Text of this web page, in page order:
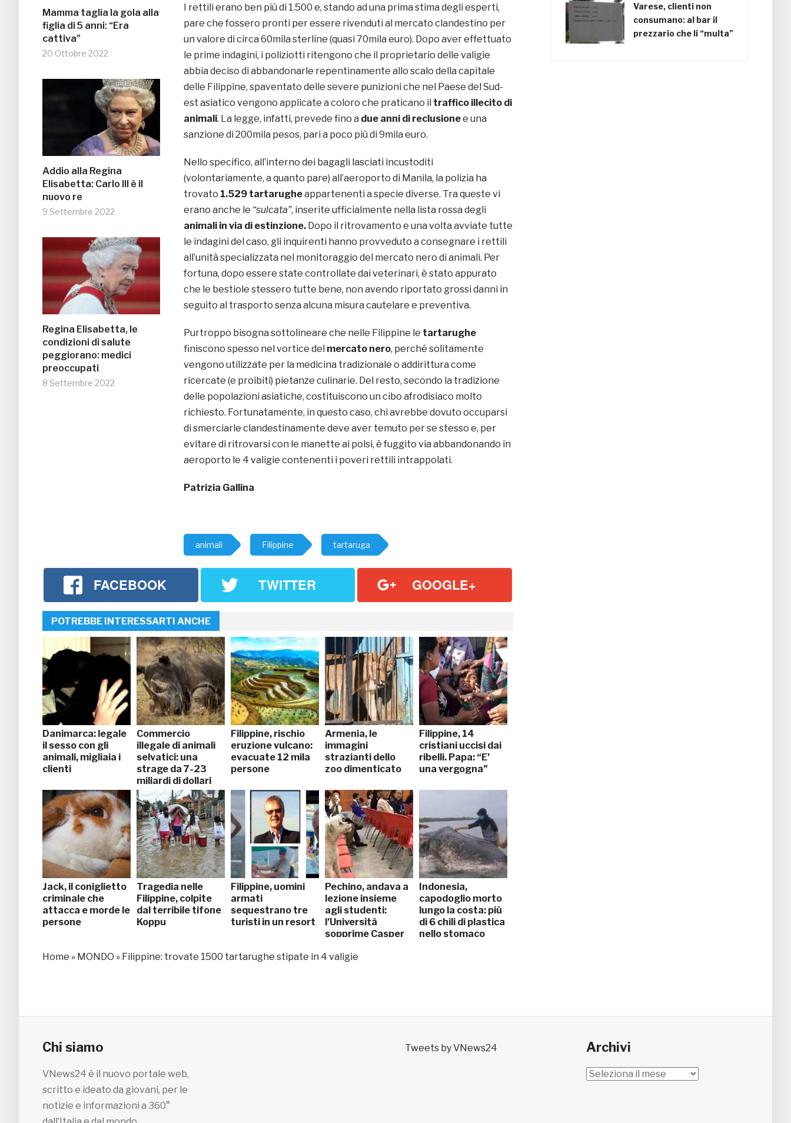
Mamma taglia la gola alla
figlia di 5 anni: “Era
cattiva”
20 Ottobre 2022
Addio alla Regina
Elisabetta: Carlo III è il
nuovo re
9 Settembre 2022
Regina Elisabetta, le
condizioni di salute
peggiorano: medici
preoccupati
8 Settembre 2022
I rettili erano ben più di 1.500 e, stando ad una prima stima degli esperti,
pare che fossero pronti per essere rivenduti al mercato clandestino per
un valore di circa 60mila sterline (quasi 70mila euro). Dopo aver effettuato
le prime indagini, i poliziotti ritengono che il proprietario delle valigie
abbia deciso di abbandonarle repentinamente allo scalo della capitale
delle Filippine, spaventato delle severe punizioni che nel Paese del Sud-
est asiatico vengono applicate a coloro che praticano il traffico illecito di
animali. La legge, infatti, prevede fino a due anni di reclusionee una
sanzione di 200mila pesos, pari a poco più di 9mila euro.
Nello specifico, all’interno dei bagagli lasciati incustoditi
(volontariamente, a quanto pare) all’aeroporto di Manila, la polizia ha
trovato 1.529 tartarugheappartenenti a specie diverse. Tra queste vi
erano anche le “sulcata”, inserite ufficialmente nella lista rossa degli
animali in via di estinzione. Dopo il ritrovamento e una volta avviate tutte
le indagini del caso, gli inquirenti hanno provveduto a consegnare i rettili
all’unità specializzata nel monitoraggio del mercato nero di animali. Per
fortuna, dopo essere state controllate dai veterinari, è stato appurato
che le bestiole stessero tutte bene, non avendo riportato grossi danni in
seguito al trasporto senza alcuna misura cautelare e preventiva.
Purtroppo bisogna sottolineare che nelle Filippine le tartarughe
finiscono spesso nel vortice del mercato nero, perché solitamente
vengono utilizzate per la medicina tradizionale o addirittura come
ricercate (e proibiti) pietanze culinarie. Del resto, secondo la tradizione
delle popolazioni asiatiche, costituiscono un cibo afrodisiaco molto
richiesto. Fortunatamente, in questo caso, chi avrebbe dovuto occuparsi
di smerciarle clandestinamente deve aver temuto per se stesso e, per
evitare di ritrovarsi con le manette ai polsi, è fuggito via abbandonando in
aeroporto le 4 valigie contenenti i poveri rettili intrappolati.
Patrizia Gallina
animali Filippine tartaruga
FACEBOOK TWITTER GOOGLE+
POTREBBE INTERESSARTI ANCHE
Danimarca: legale
il sesso con gli
animali, migliaia i
clienti
Commercio
illegale di animali
selvatici: una
strage da 7-23
miliardi di dollari
l’anno
Filippine, rischio
eruzione vulcano:
evacuate 12 mila
persone
Armenia, le
immagini
strazianti dello
zoo dimenticato
Filippine, 14
cristiani uccisi dai
ribelli. Papa: “E’
una vergogna”
Jack, il coniglietto
criminale che
attacca e morde le
persone
Tragedia nelle
Filippine, colpite
dal terribile tifone
Koppu
Filippine, uomini
armati
sequestrano tre
turisti in un resort
Pechino, andava a
lezione insieme
agli studenti:
l’Università
sopprime Casper
Indonesia,
capodoglio morto
lungo la costa: più
di 6 chili di plastica
nello stomaco
Home » MONDO » Filippine: trovate 1500 tartarughe stipate in 4 valigie
Varese, clienti non
consumano: al bar il
prezzario che li “multa”
Chi siamo
VNews24 è il nuovo portale web,
scritto e ideato da giovani, per le
notizie e informazioni a 360°
Tweets by VNews24 Archivi
Archivi